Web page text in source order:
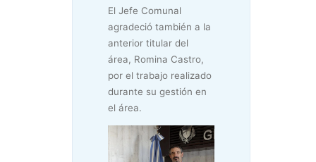
El Jefe Comunal
agradeció también a la
anterior titular del
área, Romina Castro,
por el trabajo realizado
durante su gestión en
el área.